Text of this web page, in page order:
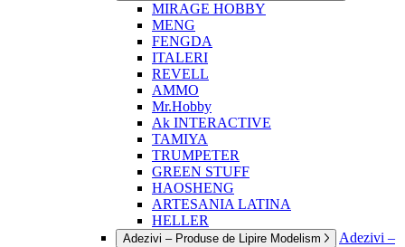
MIRAGE HOBBY
MENG
FENGDA
ITALERI
REVELL
AMMO
Mr.Hobby
Ak INTERACTIVE
TAMIYA
TRUMPETER
GREEN STUFF
HAOSHENG
ARTESANIA LATINA
HELLER
Adezivi – Produse de Lipire Modelism
Adezivi –